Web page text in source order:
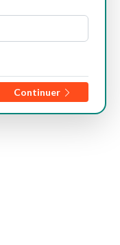
Continuer